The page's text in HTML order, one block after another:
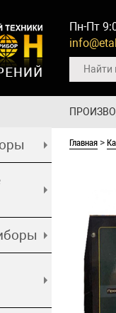
Пн-Пт
Главная >